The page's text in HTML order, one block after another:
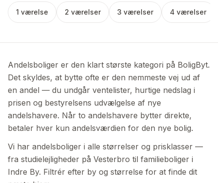
1 værelse 2 værelser 3 værelser 4 værelser
Andelsboliger er den klart største kategori på BoligByt.
Det skyldes, at bytte ofte er den nemmeste vej ud af
en andel — du undgår ventelister, hurtige nedslag i
prisen og bestyrelsens udvælgelse af nye
andelshavere. Når to andelshavere bytter direkte,
betaler hver kun andelsværdien for den nye bolig.
Vi har andelsboliger i alle størrelser og prisklasser —
fra studielejligheder på Vesterbro til familieboliger i
Indre By. Filtrér efter by og størrelse for at finde dit